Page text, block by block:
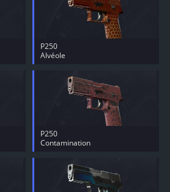
P250
Alvéole
P250
Contamination